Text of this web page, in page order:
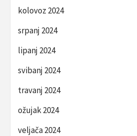
kolovoz 2024
srpanj 2024
lipanj 2024
svibanj 2024
travanj 2024
ožujak 2024
veljača 2024